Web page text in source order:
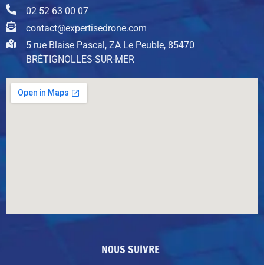
02 52 63 00 07
contact@expertisedrone.com
5 rue Blaise Pascal, ZA Le Peuble, 85470
BRÉTIGNOLLES-SUR-MER
NOUS SUIVRE